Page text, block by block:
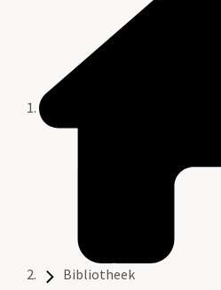
Bibliotheek